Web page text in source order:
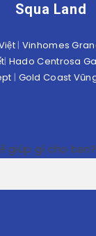
Squa Land
| Vinhomes
| Hado Centrosa
| Gold Coast
giúp gì cho bạn?